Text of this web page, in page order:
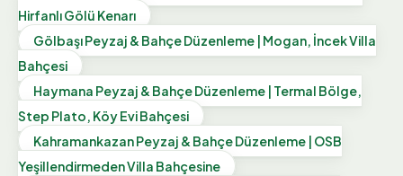
Hirfanlı Gölü Kenarı
Gölbaşı Peyzaj & Bahçe Düzenleme | Mogan, İncek Villa
Bahçesi
Haymana Peyzaj & Bahçe Düzenleme | Termal Bölge,
Step Plato, Köy Evi Bahçesi
Kahramankazan Peyzaj & Bahçe Düzenleme | OSB
Yeşillendirmeden Villa Bahçesine